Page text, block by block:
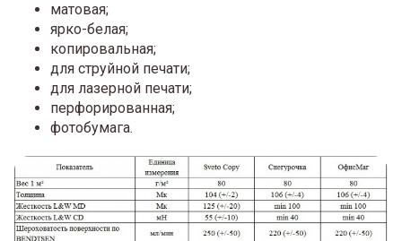
матовая;
ярко-белая;
копировальная;
для струйной печати;
для лазерной печати;
перфорированная;
фотобумага.